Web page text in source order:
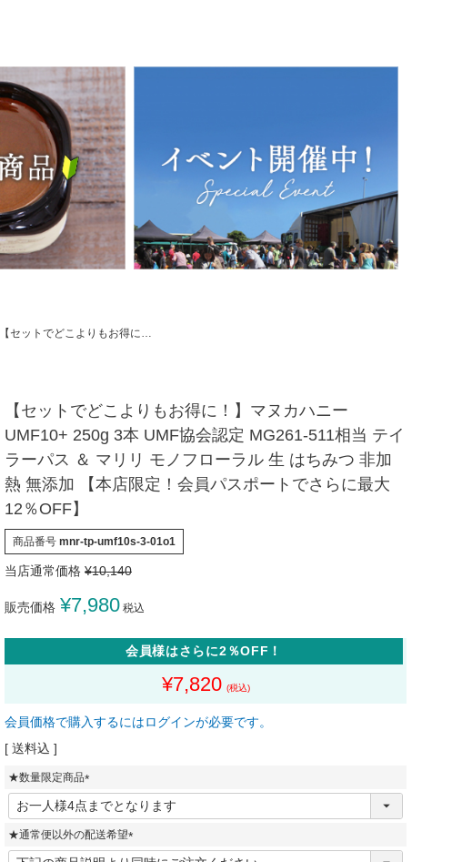
【セットでどこよりもお得に！】マヌカハニー UMF10+ 250g 3本 UMF協会認定 MG261-511相当 テイラーパス ＆ マリリ モノフローラル 生 はちみつ 非加熱 無添加 【本店限定！会員パスポートでさらに最大12％OFF】
【セットでどこよりもお得に！】マヌカハニー
UMF10+ 250g 3本 UMF協会認定 MG261-511相当 テイ
ラーパス ＆ マリリ モノフローラル 生 はちみつ 非加
熱 無添加 【本店限定！会員パスポートでさらに最大
12％OFF】
商品番号 mnr-tp-umf10s-3-01o1
当店通常価格 ¥10,140
販売価格 ¥7,980 税込
会員様はさらに2％OFF！
¥7,820
会員価格で購入するにはログインが必要です。
送料込
★数量限定商品
(
必
須
★通常便以外の配送希望
(